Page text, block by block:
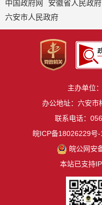
中国政府网
安徽省人民政府
六安市人民政府
主办单位
办公地址：六安市
联系电话：
皖ICP备18026229号-
皖公网安
本站已支持